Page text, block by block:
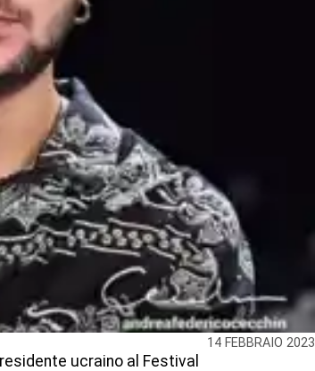
14 FEBBRAIO 2023
ucraino al Festival